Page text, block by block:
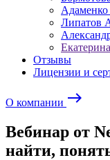
Липатов
Отзывы
Лицензии и
О компании east
Вебинар от
найти,